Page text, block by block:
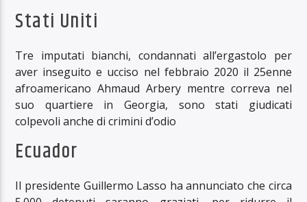
Stati Uniti
Tre imputati bianchi, condannati all’ergastolo per
aver inseguito e ucciso nel febbraio 2020 il 25enne
afroamericano Ahmaud Arbery mentre correva nel
suo quartiere in Georgia, sono stati giudicati
colpevoli anche di crimini d’odio
Ecuador
Il presidente Guillermo Lasso ha annunciato che circa